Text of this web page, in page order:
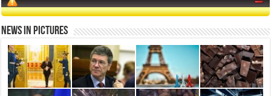
News in Pictures